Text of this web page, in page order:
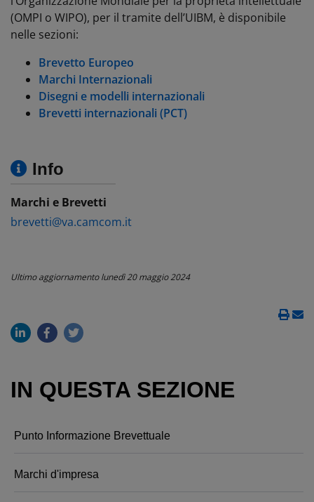
(OMPI o WIPO), per il tramite dell’UIBM, è disponibile
nelle sezioni:
Brevetto Europeo
Marchi Internazionali
Disegni e modelli internazionali
Brevetti internazionali (PCT)
Info
Marchi e Brevetti
brevetti@va.camcom.it
Ultimo aggiornamentolunedì 20 maggio 2024
IN QUESTA SEZIONE
Punto Informazione Brevettuale
Marchi d'impresa